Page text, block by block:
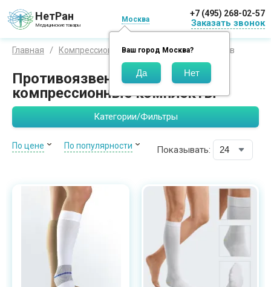
НетРан
Медицинские товары
Москва
Ваш город Москва?
+7 (495) 268-02-57
Заказать звонок
Главная Компрессионный трикотаж Лечение язв
Противоязвенные
компрессионные комплекты
Категории/Фильтры
По цене По популярности Показывать: